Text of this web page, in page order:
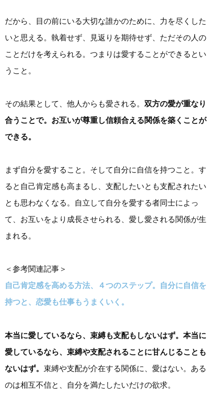
だから、目の前にいる大切な誰かのために、力を尽くした
いと思える。執着せず、見返りを期待せず、ただその人の
ことだけを考えられる。つまりは愛することができるとい
うこと。
その結果として、他人からも愛される。 双方の愛が重なり
合うことで。お互いが尊重し信頼合える関係を築くことが
できる。
まず自分を愛すること。そして自分に自信を持つこと。す
ると自己肯定感も高まるし、支配したいとも支配されたい
とも思わなくなる。自立して自分を愛する者同士によっ
て、お互いをより成長させられる、愛し愛される関係が生
まれる。
＜参考関連記事＞
自己肯定感を高める方法、４つのステップ。自分に自信を
持つと、恋愛も仕事もうまくいく。
本当に愛しているなら、束縛も支配もしないはず。本当に
愛しているなら、束縛や支配されることに甘んじることも
ないはず。 束縛や支配が介在する関係に、愛はない。ある
のは相互不信と、自分を満たしたいだけの欲求。